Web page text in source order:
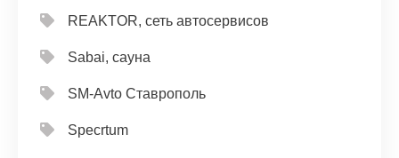
REAKTOR, сеть автосервисов
Sabai, сауна
SM-Avto Ставрополь
Specrtum